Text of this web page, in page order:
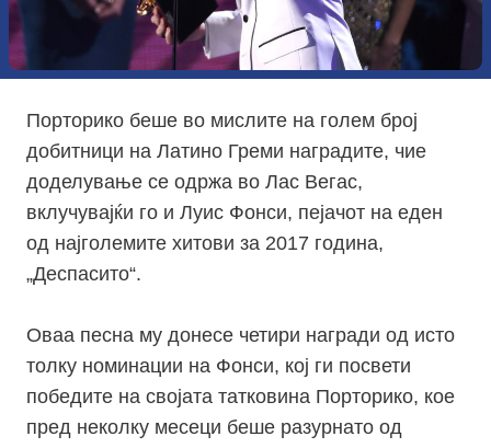
Порторико беше во мислите на голем број
добитници на Латино Греми наградите, чие
доделување се одржа во Лас Вегас,
вклучувајќи го и Луис Фонси, пејачот на еден
од најголемите хитови за 2017 година,
„Деспасито“.
Оваа песна му донесе четири награди од исто
толку номинации на Фонси, кој ги посвети
победите на својата татковина Порторико, кое
пред неколку месеци беше разурнато од